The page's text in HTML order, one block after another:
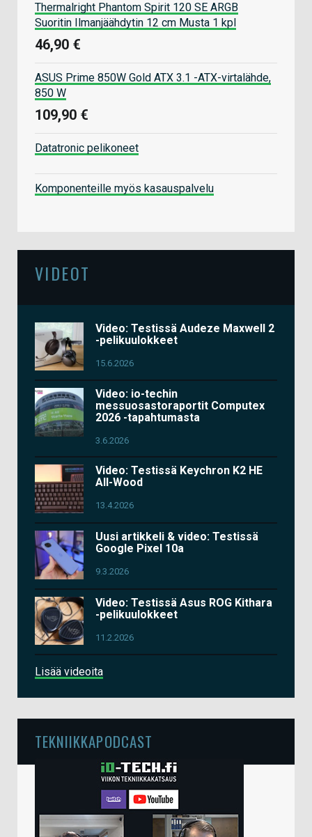
Thermalright Phantom Spirit 120 SE ARGB
Suoritin Ilmanjäähdytin 12 cm Musta 1 kpl
46,90 €
ASUS Prime 850W Gold ATX 3.1 -ATX-virtalähde,
850 W
109,90 €
Datatronic pelikoneet
Komponenteille myös kasauspalvelu
VIDEOT
Video: Testissä Audeze Maxwell 2
-pelikuulokkeet
15.6.2026
Video: io-techin
messuosastoraportit Computex
2026 -tapahtumasta
3.6.2026
Video: Testissä Keychron K2 HE
All-Wood
13.4.2026
Uusi artikkeli & video: Testissä
Google Pixel 10a
9.3.2026
Video: Testissä Asus ROG Kithara
-pelikuulokkeet
11.2.2026
Lisää videoita
TEKNIIKKAPODCAST